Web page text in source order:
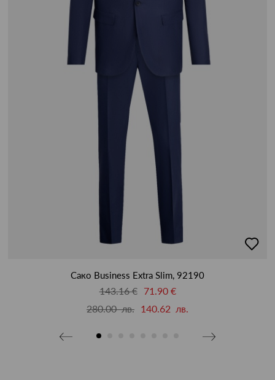
в
Сако Business Extra Slim, 92190
143.16 €
71.90 €
280.00 лв. 140.62 лв.